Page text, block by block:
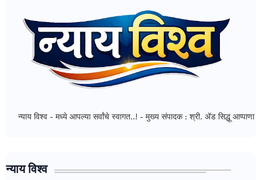
- मध्ये आपल्या सर्वांचे स्वागत..! - मुख्य संपादक : श्री. ॲड सिद्धू आप्पाणा महाडीक
न्याय विश्व